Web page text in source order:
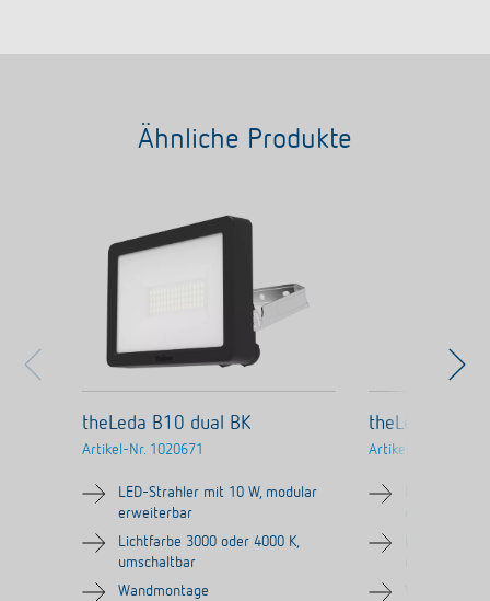
Ähnliche Produkte
theLeda B10 dual BK
Artikel-Nr. 1020671
LED-Strahler mit 10 W, modular
erweiterbar
Lichtfarbe 3000 oder 4000 K,
umschaltbar
Wandmontage
theLeda B100
Artikel-Nr.